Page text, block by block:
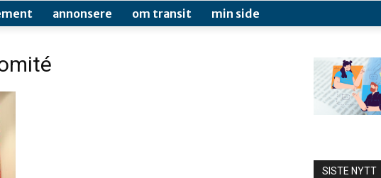
annonsere om transit min side
SISTE NYTT